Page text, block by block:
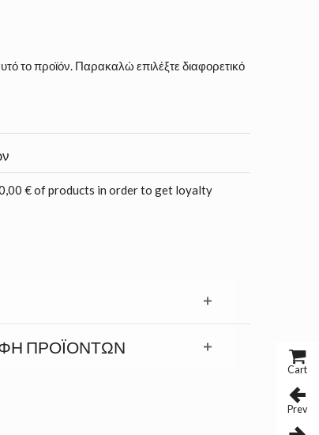
το προϊόν. Παρακαλώ επιλέξτε διαφορετικό
€ of products in order to get loyalty
ΠΡΟΪΟΝΤΩΝ
Cart
Prev